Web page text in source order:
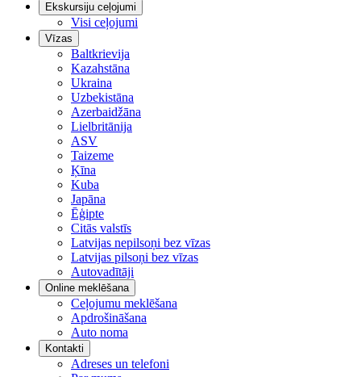
Ekskursiju ceļojumi
Visi ceļojumi
Vīzas
Baltkrievija
Kazahstāna
Ukraina
Uzbekistāna
Azerbaidžāna
Lielbritānija
ASV
Taizeme
Ķīna
Kuba
Japāna
Ēģipte
Citās valstīs
Latvijas nepilsoņi bez vīzas
Latvijas pilsoņi bez vīzas
Autovadītāji
Online meklēšana
Ceļojumu meklēšana
Apdrošināšana
Auto noma
Kontakti
Adreses un telefoni